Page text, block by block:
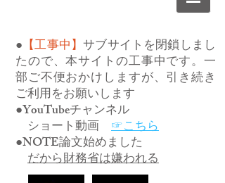
● 【工事中】サブサイトを閉鎖しまし
たので、本サイトの工事中です。一
部ご不便おかけしますが、引き続き
ご利用をお願いします
●YouTubeチャンネル
ショート動画 ☞こちら
●NOTE論文始めました
だから財務省は嫌われる